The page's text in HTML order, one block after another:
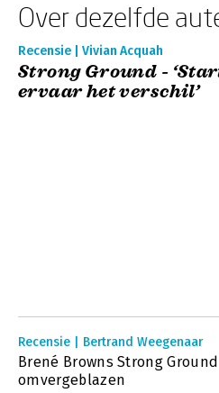
Over dezelfde
Recensie | Vivian Acquah
Strong Ground -
ervaar het verschil’
Recensie | Bertrand Weegenaar
Brené Browns Strong
omvergeblazen